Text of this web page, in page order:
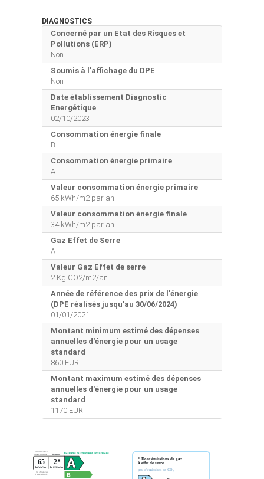
DIAGNOSTICS
Concerné par un Etat des Risques et
Pollutions (ERP)
Non
Soumis à l'affichage du DPE
Non
Date établissement Diagnostic
Energétique
02/10/2023
Consommation énergie finale
B
Consommation énergie primaire
A
Valeur consommation énergie primaire
65 kWh/m2 par an
Valeur consommation énergie finale
34 kWh/m2 par an
Gaz Effet de Serre
A
Valeur Gaz Effet de serre
2 Kg CO2/m2/an
Année de référence des prix de l'énergie
(DPE réalisés jusqu'au 30/06/2024)
01/01/2021
Montant minimum estimé des dépenses
annuelles d'énergie pour un usage
standard
860 EUR
Montant maximum estimé des dépenses
annuelles d'énergie pour un usage
standard
1170 EUR